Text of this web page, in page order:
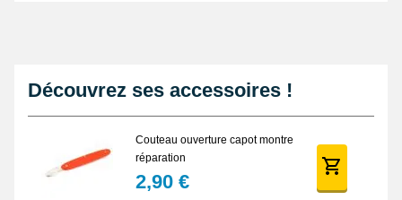
Découvrez ses accessoires !
Couteau ouverture capot montre
réparation
2,90 €